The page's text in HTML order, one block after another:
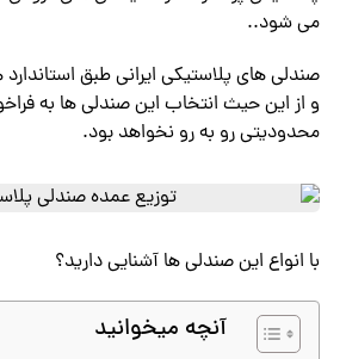
می شود..
صندلی های پلاستیکی ایرانی طبق
و از این حیث انتخاب این صندلی ها به
محدودیتی رو به رو نخواهد بود.
با انواع این صندلی ها آشنایی دارید؟
آنچه میخوانید